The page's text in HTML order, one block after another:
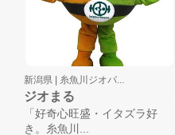
新潟県 | 糸魚川ジオパ...
ジオまる
「好奇心旺盛・イタズラ好
き。糸魚川...